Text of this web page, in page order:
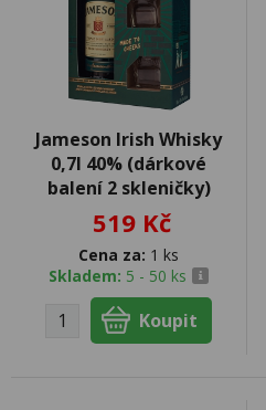
Jameson Irish Whisky
0,7l 40% (dárkové
balení 2 skleničky)
519 Kč
Cena za: 1 ks
Skladem: 5 - 50 ks